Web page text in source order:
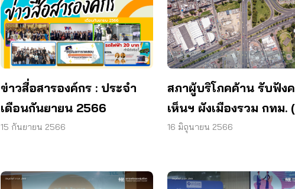
ข่าวสื่อสารองค์กร : ประจำ
เดือนกันยายน 2566
15 กันยายน 2566
สภาผู้บริโภคค้าน รับฟัง
เห็นฯ ผังเมืองรวม กทม.
ที่ 4) ขาดผู้แทนผู้บริโภค
16 มิถุนายน 2566